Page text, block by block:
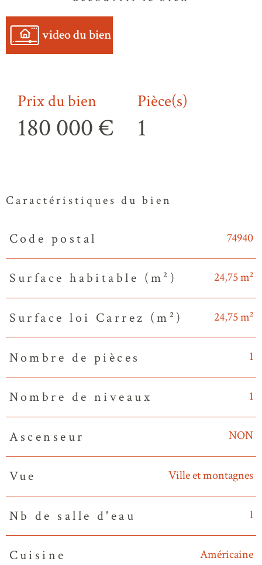
video du bien
Prix du bien
180 000 €
Pièce(s)
1
Caractéristiques du bien
Caractéristiques Valeurs
Code postal 74940
Surface habitable (m²) 24,75 m²
Surface loi Carrez (m²) 24,75 m²
Nombre de pièces 1
Nombre de niveaux 1
Ascenseur NON
Vue Ville et montagnes
Nb de salle d'eau 1
Cuisine Américaine